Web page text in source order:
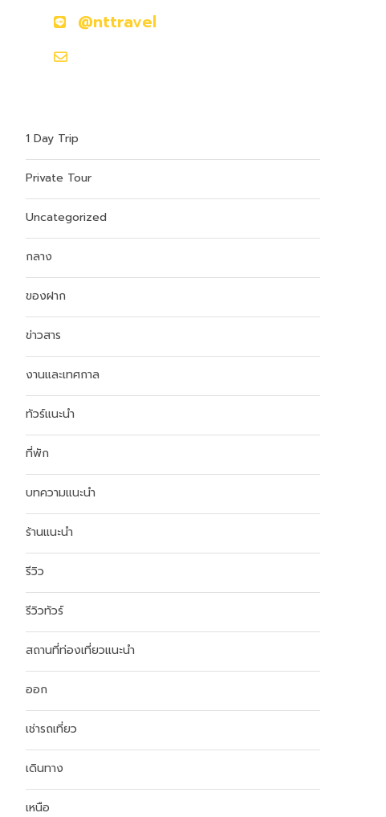
@nttravel
1 Day Trip
Private Tour
Uncategorized
กลาง
ของฝาก
ข่าวสาร
งานและเทศกาล
ทัวร์แนะนำ
ที่พัก
บทความแนะนำ
ร้านแนะนำ
รีวิว
รีวิวทัวร์
สถานที่ท่องเที่ยวแนะนำ
ออก
เช่ารถเที่ยว
เดินทาง
เหนือ